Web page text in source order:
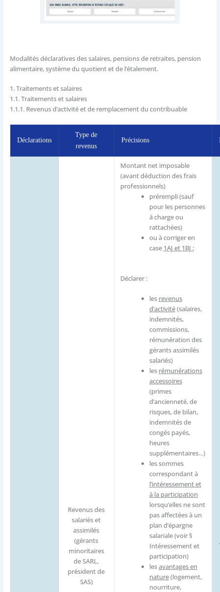
Modalités déclaratives des salaires, pensions de retraites, pension
alimentaire, système du quotient et de l’étalement.
1.Traitements et salaires
1.1.Traitements et salaires
1.1.1.Revenus d’activité et de remplacement du contribuable
Déclarations
Type de
revenus
Précisions
Revenus des
salariés et
assimilés
(gérants
minoritaires
de SARL,
président de
SAS)
Montant net imposable
(avant déduction des frais
professionnels)
prérempli (sauf
pour les personnes
à charge ou
rattachées)
ou à corriger en
case 1AJ et 1BJ :
Déclarer :
les revenus
d’activité(salaires,
indemnités,
commissions,
rémunération des
gérants assimilés
salariés)
les rémunérations
accessoires
(primes
d’ancienneté, de
risques, de bilan,
indemnités de
congés payés,
heures
supplémentaires…)
les sommes
correspondant à
l’intéressement et
à la participation
lorsqu’elles ne sont
pas affectées à un
plan d’épargne
salariale (voir §
Intéressement et
participation)
lesavantages en
nature(logement,
nourriture,